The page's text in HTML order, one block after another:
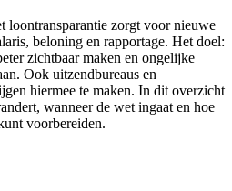
loontransparantie zorgt voor nieuwe
beloning en rapportage. Het doel:
zichtbaar maken en ongelijke
Ook uitzendbureaus en
hiermee te maken. In dit overzicht
wanneer de wet ingaat en hoe
voorbereiden.